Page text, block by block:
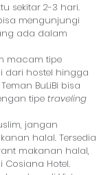
sekitar 2-3 hari.
mengunjungi
ada dalam
macam tipe
dari hostel hingga
BuLiBi bisa
tipe traveling
jangan
halal. Tersedia
makanan halal,
Cosiana Hotel.